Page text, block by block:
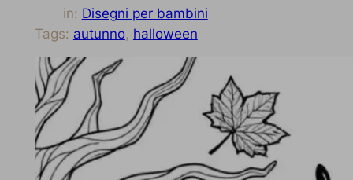
in: Disegni per bambini
Tags: autunno, halloween